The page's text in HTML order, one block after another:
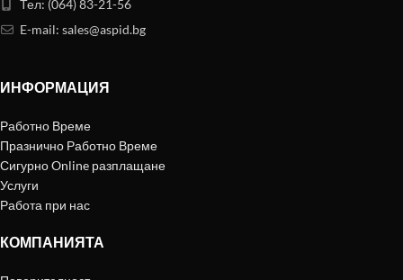
Тел: (064) 83-21-56
E-mail: sales@aspid.bg
ИНФОРМАЦИЯ
Работно Време
Празнично Работно Време
Сигурно Online разплащане
Услуги
Работа при нас
КОМПАНИЯТА